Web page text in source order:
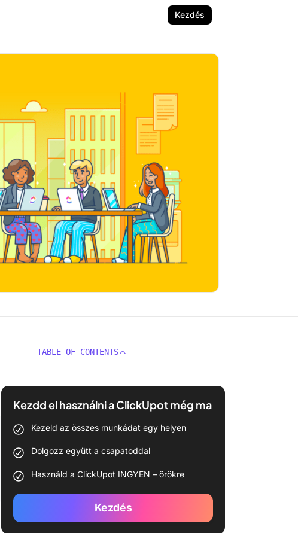
Kezdés
TABLE OF CONTENTS
Kezdd el használni a ClickUpot még ma
Kezeld az összes munkádat egy helyen
Dolgozz együtt a csapatoddal
Használd a ClickUpot INGYEN – örökre
Kezdés